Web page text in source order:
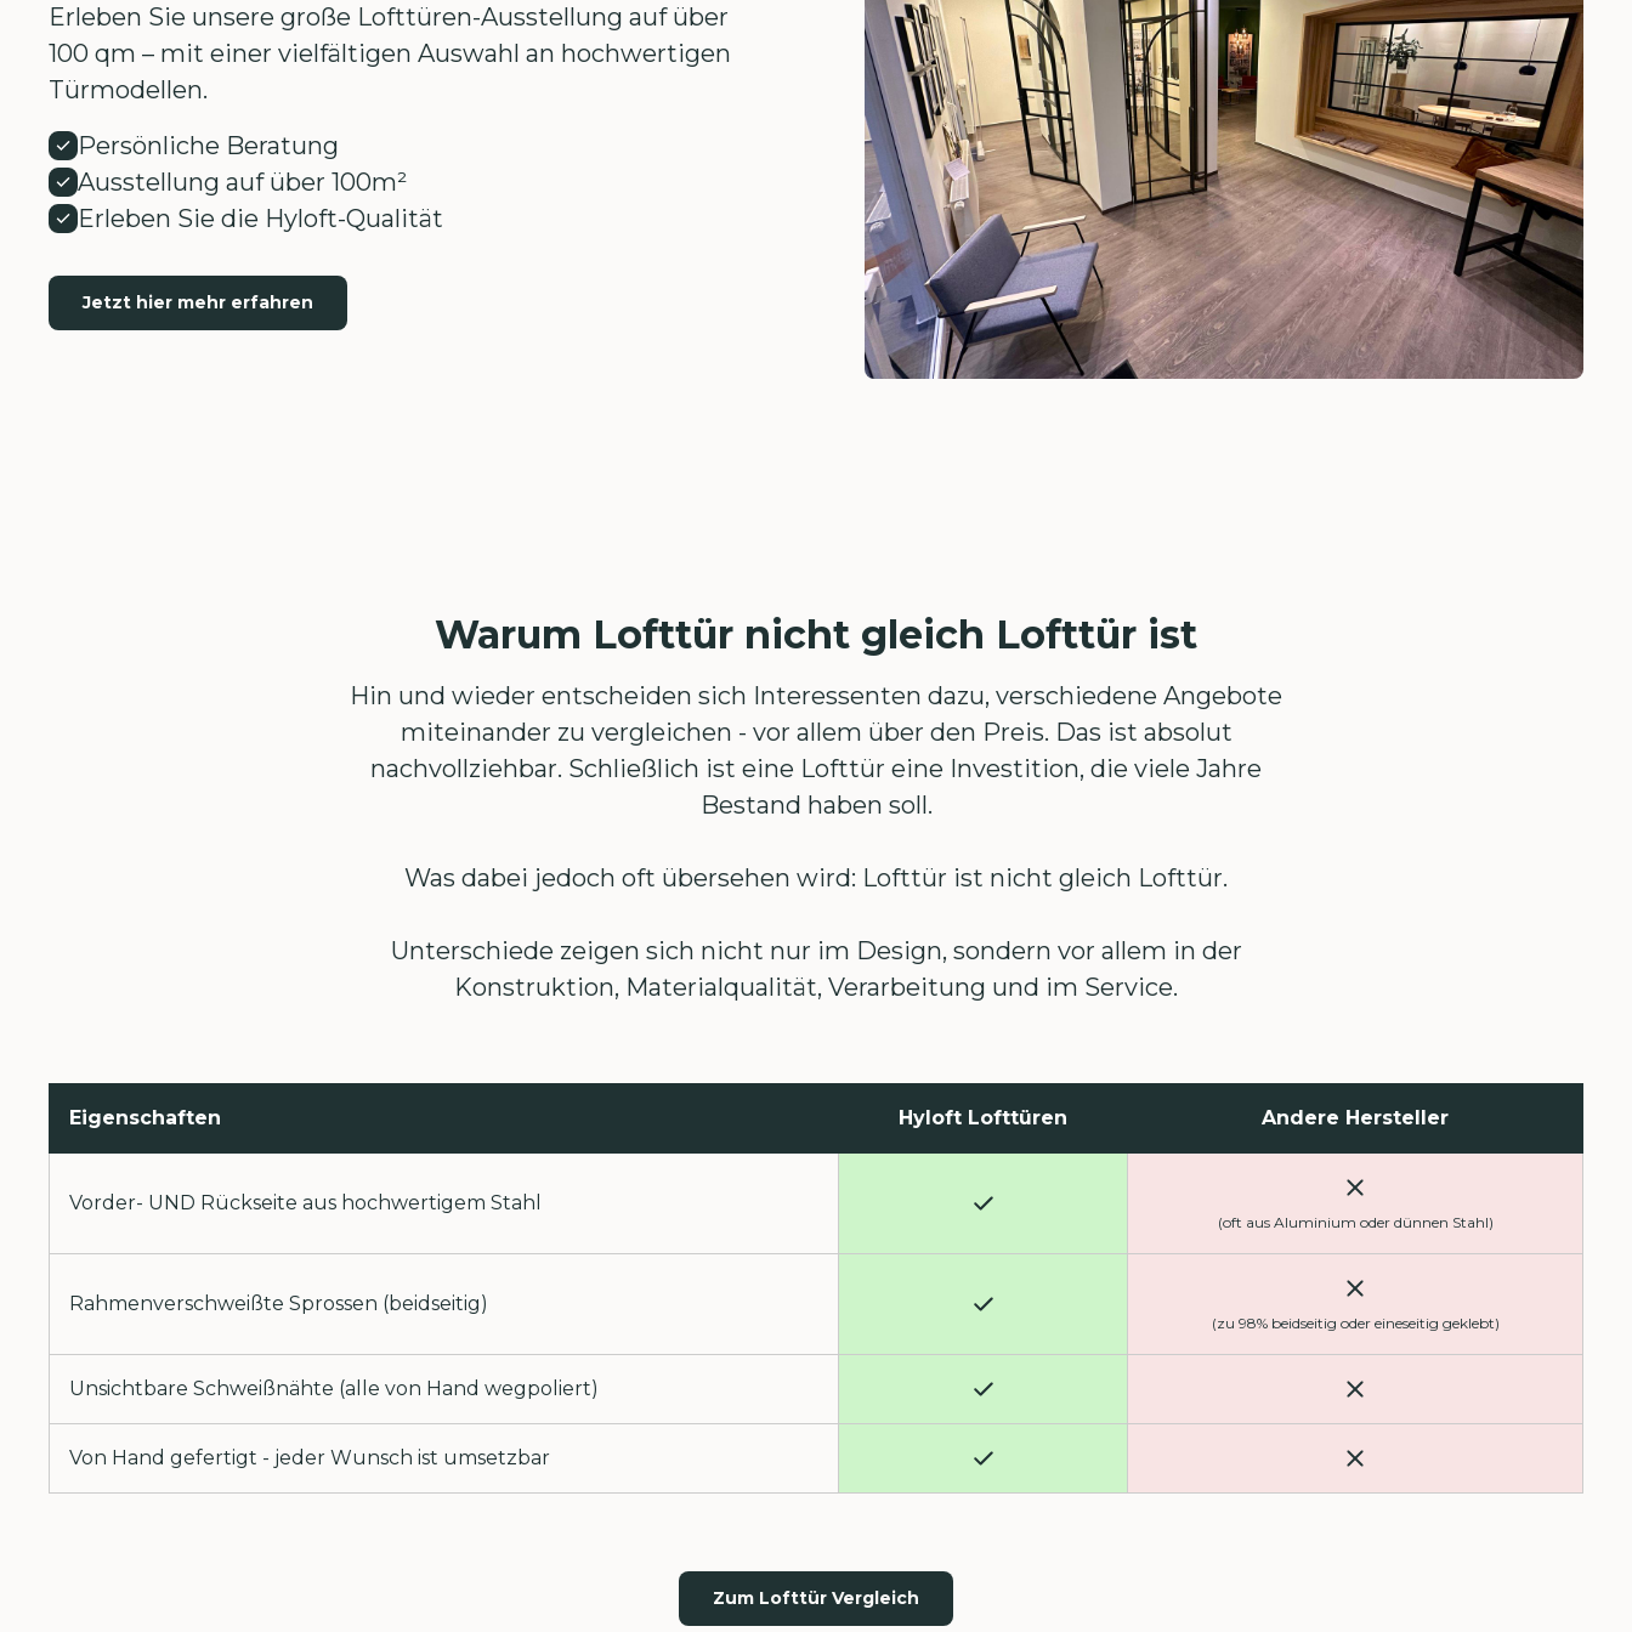
Erleben Sie unsere große Lofttüren-Ausstellung auf über
100 qm – mit einer vielfältigen Auswahl an hochwertigen
Türmodellen.
Persönliche Beratung
Ausstellung auf über 100m²
Erleben Sie die Hyloft-Qualität
Jetzt hier mehr erfahren
Warum Lofttür nicht gleich Lofttür ist
Hin und wieder entscheiden sich Interessenten dazu, verschiedene Angebote
miteinander zu vergleichen - vor allem über den Preis. Das ist absolut
nachvollziehbar. Schließlich ist eine Lofttür eine Investition, die viele Jahre
Bestand haben soll.
Was dabei jedoch oft übersehen wird: Lofttür ist nicht gleich Lofttür.
Unterschiede zeigen sich nicht nur im Design, sondern vor allem in der
Konstruktion, Materialqualität, Verarbeitung und im Service.
Eigenschaften Hyloft Lofttüren Andere Hersteller
Vorder- UND Rückseite aus hochwertigem Stahl
(oft aus Aluminium oder dünnen Stahl)
Rahmenverschweißte Sprossen (beidseitig)
(zu 98% beidseitig oder eineseitig geklebt)
Unsichtbare Schweißnähte (alle von Hand wegpoliert)
Von Hand gefertigt - jeder Wunsch ist umsetzbar
Zum Lofttür Vergleich